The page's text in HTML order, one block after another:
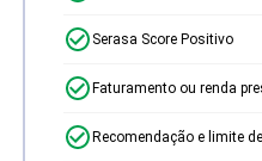
Serasa Score Positivo
Faturamento ou renda
Recomendação e limite